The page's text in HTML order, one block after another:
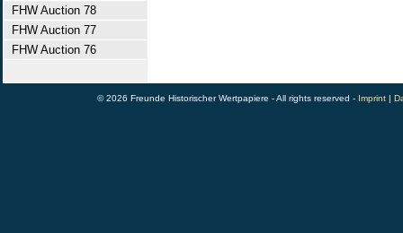
FHW Auction 78
FHW Auction 77
FHW Auction 76
© 2026 Freunde Historischer Wertpapiere - All rights reserved - Imprint |